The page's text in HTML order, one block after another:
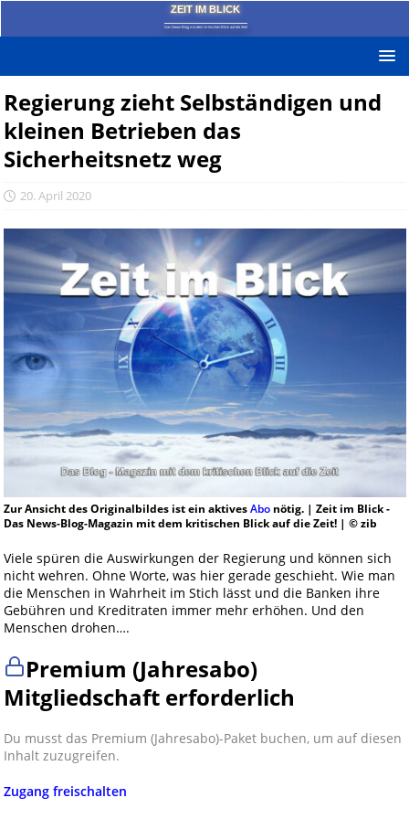
ZEIT IM BLICK
Das News-Blog mit dem kritischen Blick auf die Zeit!
Regierung zieht Selbständigen und
kleinen Betrieben das
Sicherheitsnetz weg
20. April 2020
Zur Ansicht des Originalbildes ist ein aktivesAbonötig. | Zeit im Blick -
Das News-Blog-Magazin mit dem kritischen Blick auf die Zeit! | © zib
Viele spüren die Auswirkungen der Regierung und können sich
nicht wehren. Ohne Worte, was hier gerade geschieht. Wie man
die Menschen in Wahrheit im Stich lässt und die Banken ihre
Gebühren und Kreditraten immer mehr erhöhen. Und den
Menschen drohen….
Premium (Jahresabo)
Mitgliedschaft erforderlich
Du musst das Premium (Jahresabo)-Paket buchen, um auf diesen
Inhalt zuzugreifen.
Zugang freischalten